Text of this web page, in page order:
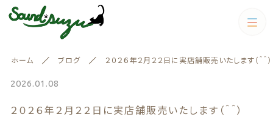
ホーム ブログ ２０２６年２月２２日に実店舗販売いたします（＾＾）
2026.01.08
２０２６年２月２２日に実店舗販売いたします（＾＾）
カテゴリー
イヤリング.ピアス